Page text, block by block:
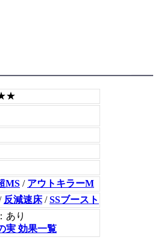
MS / アウトキラーM
反減速床/SSブースト
あり
実 効果一覧